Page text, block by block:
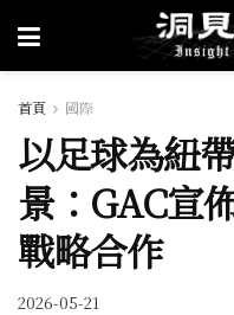
首頁 國際
以足球為紐
景：GAC宣
戰略合作
2026-05-21